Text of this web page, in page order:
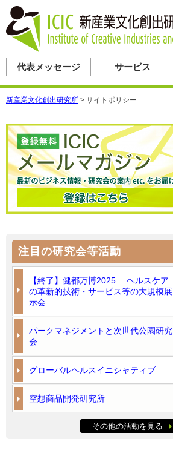
代表メッセージ サービス
新産業文化創出研究所 > サイトポリシー
注目の研究会等活動
【終了】健都万博2025 ヘルスケア
の革新的技術・サービス等の大規模展
示会
パークマネジメントと次世代公園研究
会
グローバルヘルスイニシャティブ
空想商品開発研究所
その他の活動を見る